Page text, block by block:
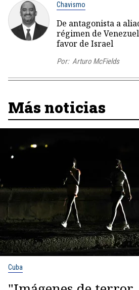
Chavismo
De antagonista a
régimen de
favor de Israel
Por: Arturo McFields
Más noticias
Cuba